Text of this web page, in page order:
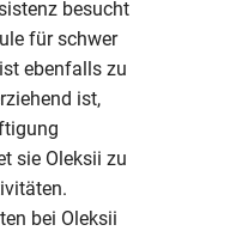
besucht
für schwer
ebenfalls zu
ist,
sie Oleksii zu
bei Oleksii